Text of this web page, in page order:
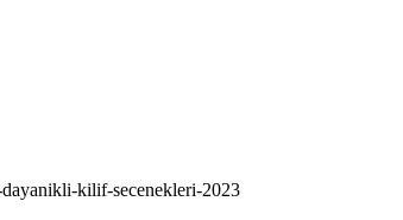
kilif-secenekleri-2023